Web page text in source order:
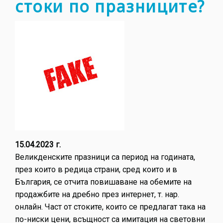
стоки по празниците?
15.04.2023 г.
Великденските празници са период на годината,
през които в редица страни, сред които и в
България, се отчита повишаване на обемите на
продажбите на дребно през интернет, т. нар.
онлайн. Част от стоките, които се предлагат така на
по-ниски цени, всъщност са имитация на световни